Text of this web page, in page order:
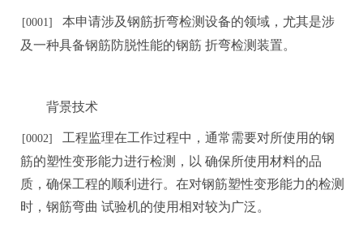
[0001] 本申请涉及钢筋折弯检测设备的领域，尤其是涉
及一种具备钢筋防脱性能的钢筋 折弯检测 装置。
背景技术
[0002] 工程监理在工作过程中，通常需要对所使用的钢
筋的塑性变形能力进行检测，以 确保所使用材料的品
质，确保工程的顺利进行。在对钢筋塑性变形能力的检测
时，钢筋弯曲 试验机的使用相对较为广泛。